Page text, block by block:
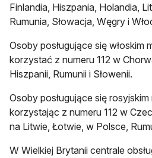
Finlandia, Hiszpania, Holandia,
Rumunia, Słowacja, Węgry i
Osoby posługujące się włoskim
korzystać z numeru 112 w
Hiszpanii, Rumunii i Słowenii.
Osoby posługujące się
korzystając z numeru 112 w
na Litwie, Łotwie, w Polsce,
W Wielkiej Brytanii centrale